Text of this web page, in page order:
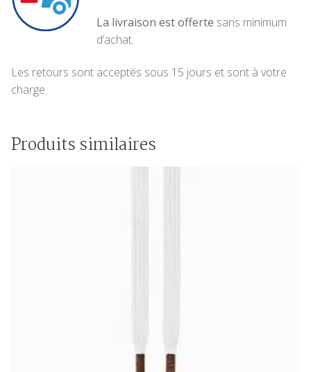
La livraison est offerte sans minimum
d’achat.
Les retours sont acceptés sous 15 jours et sont à votre
charge.
Produits similaires